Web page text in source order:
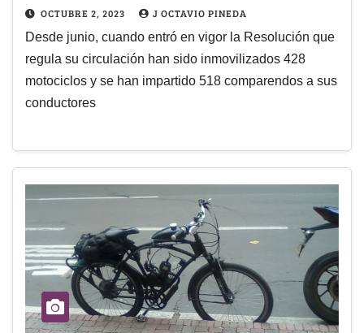
OCTUBRE 2, 2023 J OCTAVIO PINEDA
Desde junio, cuando entró en vigor la Resolución que
regula su circulación han sido inmovilizados 428
motociclos y se han impartido 518 comparendos a sus
conductores